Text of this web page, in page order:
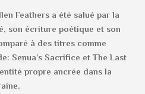
Feathers a été salué par la
son écriture poétique et son
à des titres comme
Senua’s Sacrifice et The Last
propre ancrée dans la